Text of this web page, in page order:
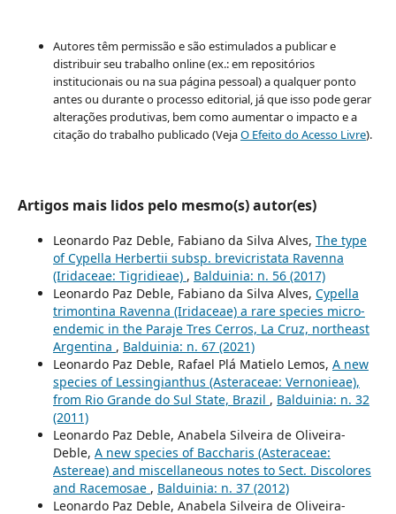
Autores têm permissão e são estimulados a publicar e
distribuir seu trabalho online (ex.: em repositórios
institucionais ou na sua página pessoal) a qualquer ponto
antes ou durante o processo editorial, já que isso pode gerar
alterações produtivas, bem como aumentar o impacto e a
citação do trabalho publicado (VejaO Efeito do Acesso Livre).
Artigos mais lidos pelo mesmo(s) autor(es)
Leonardo Paz Deble, Fabiano da Silva Alves, The type
of Cypella Herbertii subsp. brevicristata Ravenna
(Iridaceae: Tigridieae) , Balduinia: n. 56 (2017)
Leonardo Paz Deble, Fabiano da Silva Alves, Cypella
trimontina Ravenna (Iridaceae) a rare species micro-
endemic in the Paraje Tres Cerros, La Cruz, northeast
Argentina , Balduinia: n. 67 (2021)
Leonardo Paz Deble, Rafael Plá Matielo Lemos, A new
species of Lessingianthus (Asteraceae: Vernonieae),
from Rio Grande do Sul State, Brazil , Balduinia: n. 32
(2011)
Leonardo Paz Deble, Anabela Silveira de Oliveira-
Deble, A new species of Baccharis (Asteraceae:
Astereae) and miscellaneous notes to Sect. Discolores
and Racemosae , Balduinia: n. 37 (2012)
Leonardo Paz Deble, Anabela Silveira de Oliveira-